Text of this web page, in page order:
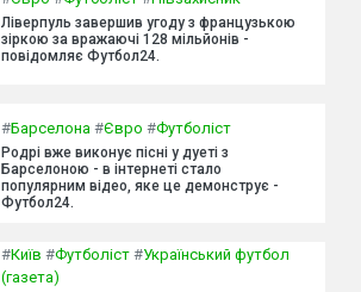
Ліверпуль завершив угоду з французькою
зіркою за вражаючі 128 мільйонів -
повідомляє Футбол24.
#Барселона #Євро #Футболіст
Родрі вже виконує пісні у дуеті з
Барселоною - в інтернеті стало
популярним відео, яке це демонструє -
Футбол24.
#Київ #Футболіст #Український футбол
(газета)